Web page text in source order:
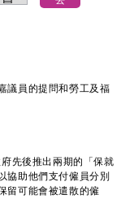
員的提問和勞工及福
先後推出兩期的「保就
協助他們支付僱員分別
留可能會被遣散的僱